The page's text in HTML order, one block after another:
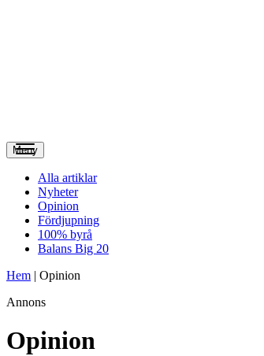
Meny
Alla artiklar
Nyheter
Opinion
Fördjupning
100% byrå
Balans Big 20
Hem | Opinion
Annons
Opinion